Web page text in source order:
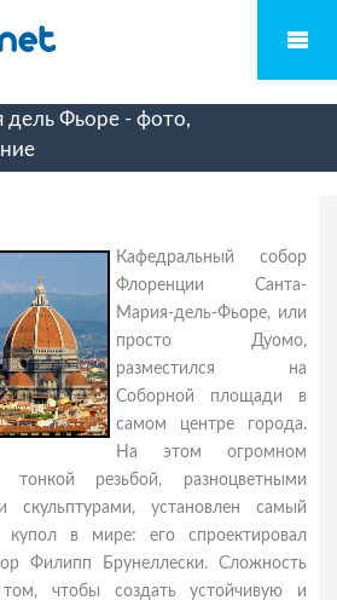
Фьоре - фото,
Кафедральный собор
Флоренции Санта-
Мария-дель-Фьоре, или
просто Дуомо,
разместился на
Соборной площади в
самом центре города.
На этом огромном
резьбой, разноцветными
установлен самый
в мире: его спроектировал
Филипп Брунеллески. Сложность
чтобы создать устойчивую и